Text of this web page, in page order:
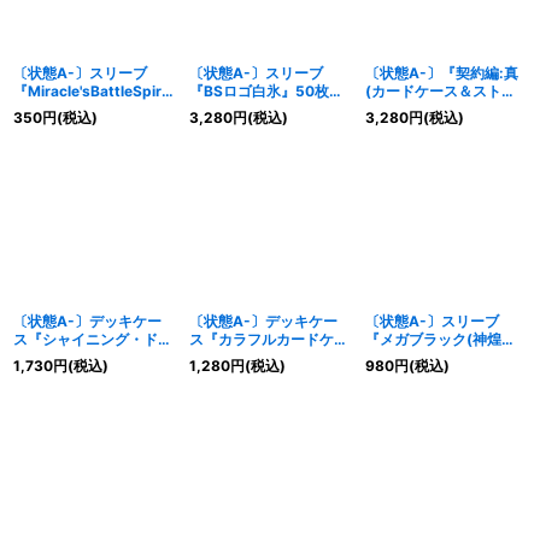
〔状態A-〕スリーブ
『Miracle'sBattleSpirit
sTube』20枚【-】{-}
《サプライ》
350円(税込)
〔状態A-〕スリーブ
『BSロゴ白氷』50枚
【-】{-}《サプライ》
3,280円(税込)
〔状態A-〕『契約編:真
(カードケース＆ストレ
ージセット)』【-】{-}
《サプライ》
3,280円(税込)
〔状態A-〕デッキケー
ス『シャイニング・ドラ
ゴン超進化カードケー
ス』【-】{-}《サプラ
1,730円(税込)
〔状態A-〕デッキケー
ス『カラフルカードケー
ス』【-】{-}《サプラ
イ》
1,280円(税込)
〔状態A-〕スリーブ
『メガブラック(神煌臨
編)』50枚【-】{-}《サ
プライ》
980円(税込)